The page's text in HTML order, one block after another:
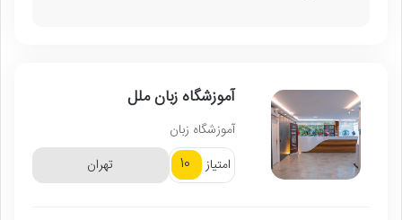
آموزشگاه زبان ملل
آموزشگاه زبان
امتیاز
10 تهران